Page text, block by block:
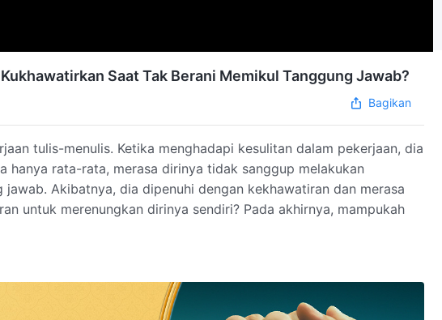
Saat Tak Berani Memikul Tanggung Jawab?
Bagikan
tulis-menulis. Ketika menghadapi kesulitan dalam pekerjaan, dia
hanya rata-rata, merasa dirinya tidak sanggup melakukan
Akibatnya, dia dipenuhi dengan kekhawatiran dan merasa
untuk merenungkan dirinya sendiri? Pada akhirnya, mampukah